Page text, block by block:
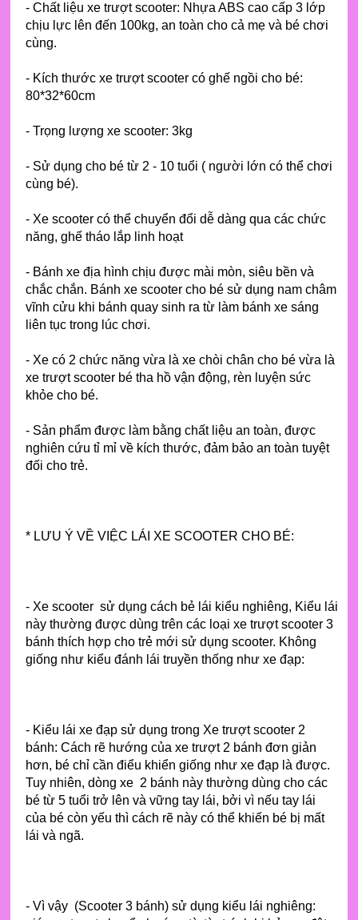
- Chất liệu xe trượt scooter: Nhựa ABS cao cấp 3 lớp
chịu lực lên đến 100kg, an toàn cho cả mẹ và bé chơi
cùng.
- Kích thước xe trượt scooter có ghế ngồi cho bé:
80*32*60cm
- Trọng lượng xe scooter: 3kg
- Sử dụng cho bé từ 2 - 10 tuổi ( người lớn có thể chơi
cùng bé).
- Xe scooter có thể chuyển đổi dễ dàng qua các chức
năng, ghế tháo lắp linh hoạt
- Bánh xe địa hình chịu được mài mòn, siêu bền và
chắc chắn. Bánh xe scooter cho bé sử dụng nam châm
vĩnh cửu khi bánh quay sinh ra từ làm bánh xe sáng
liên tục trong lúc chơi.
- Xe có 2 chức năng vừa là xe chòi chân cho bé vừa là
xe trượt scooter bé tha hồ vận động, rèn luyện sức
khỏe cho bé.
- Sản phẩm được làm bằng chất liệu an toàn, được
nghiên cứu tỉ mỉ về kích thước, đảm bảo an toàn tuyệt
đối cho trẻ.
* LƯU Ý VỀ VIỆC LÁI XE SCOOTER CHO BÉ:
- Xe scooter sử dụng cách bẻ lái kiểu nghiêng, Kiểu lái
này thường được dùng trên các loại xe trượt scooter 3
bánh thích hợp cho trẻ mới sử dụng scooter. Không
giống như kiểu đánh lái truyền thống như xe đạp:
- Kiểu lái xe đạp sử dụng trong Xe trượt scooter 2
bánh: Cách rẽ hướng của xe trượt 2 bánh đơn giản
hơn, bé chỉ cần điểu khiển giống như xe đạp là được.
Tuy nhiên, dòng xe 2 bánh này thường dùng cho các
bé từ 5 tuổi trở lên và vững tay lái, bởi vì nếu tay lái
của bé còn yếu thì cách rẽ này có thể khiến bé bị mất
lái và ngã.
- Vì vậy (Scooter 3 bánh) sử dụng kiểu lái nghiêng: